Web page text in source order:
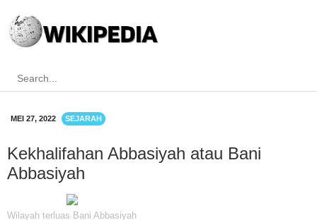
MEI 27, 2022 SEJARAH
Kekhalifahan Abbasiyah atau Bani
Abbasiyah
Wilayah terluas Bani Abbasiyah